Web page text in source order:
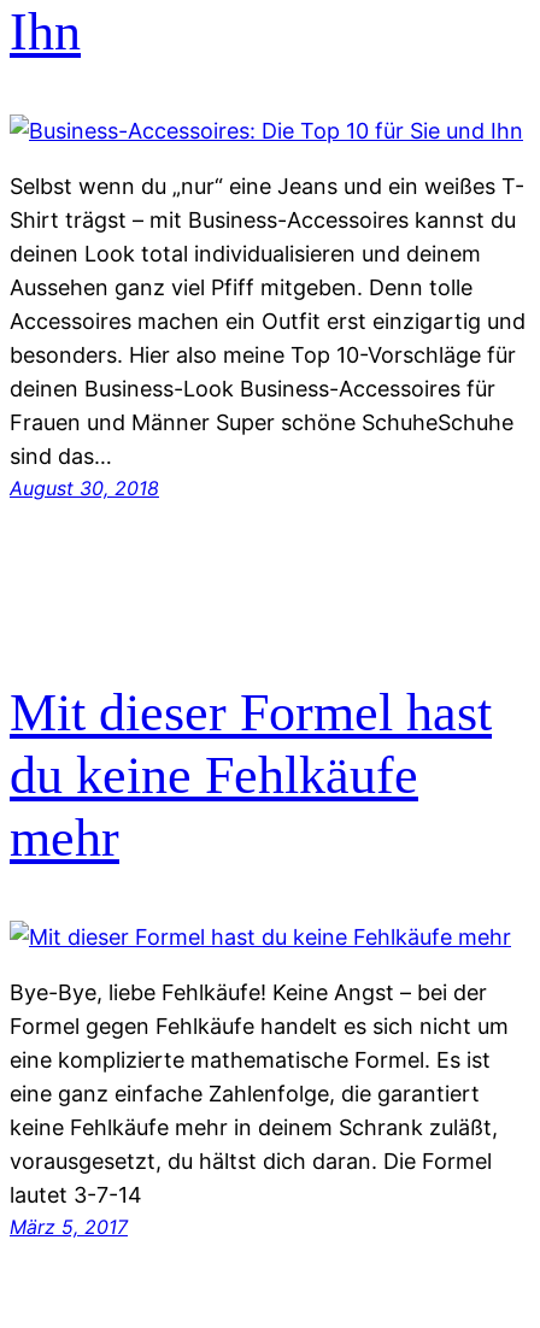
Ihn
Selbst wenn du „nur“ eine Jeans und ein weißes T-
Shirt trägst – mit Business-Accessoires kannst du
deinen Look total individualisieren und deinem
Aussehen ganz viel Pfiff mitgeben. Denn tolle
Accessoires machen ein Outfit erst einzigartig und
besonders. Hier also meine Top 10-Vorschläge für
deinen Business-Look Business-Accessoires für
Frauen und Männer Super schöne SchuheSchuhe
sind das…
August 30, 2018
Mit dieser Formel hast
du keine Fehlkäufe
mehr
Bye-Bye, liebe Fehlkäufe! Keine Angst – bei der
Formel gegen Fehlkäufe handelt es sich nicht um
eine komplizierte mathematische Formel. Es ist
eine ganz einfache Zahlenfolge, die garantiert
keine Fehlkäufe mehr in deinem Schrank zuläßt,
vorausgesetzt, du hältst dich daran. Die Formel
lautet 3-7-14
März 5, 2017